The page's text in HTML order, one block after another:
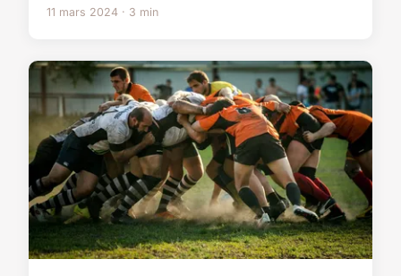
11 mars 2024 · 3 min